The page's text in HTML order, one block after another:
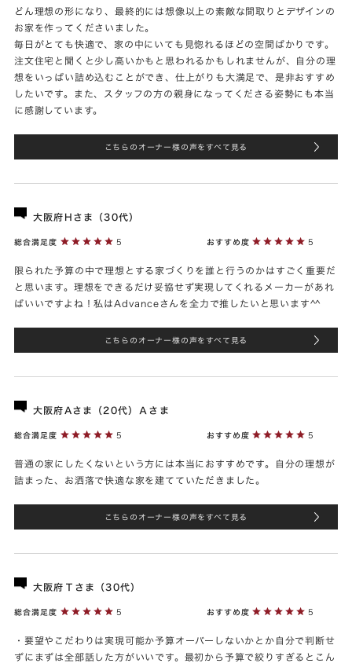
どん理想の形になり、最終的には想像以上の素敵な間取りとデザインの
お家を作ってくださいました。
毎日がとても快適で、家の中にいても見惚れるほどの空間ばかりです。
注文住宅と聞くと少し高いかもと思われるかもしれませんが、自分の理
想をいっぱい詰め込むことができ、仕上がりも大満足で、是非おすすめ
したいです。また、スタッフの方の親身になってくださる姿勢にも本当
に感謝しています。
こちらのオーナー様の声をすべて見る
大阪府Hさま（30代）
総合満足度 5 おすすめ度 5
限られた予算の中で理想とする家づくりを誰と行うのかはすごく重要だ
と思います。理想をできるだけ妥協せず実現してくれるメーカーがあれ
ばいいですよね！私はAdvanceさんを全力で推したいと思います^^
こちらのオーナー様の声をすべて見る
大阪府Aさま（20代）Ａさま
総合満足度 5 おすすめ度 5
普通の家にしたくないという方には本当におすすめです。自分の理想が
詰まった、お洒落で快適な家を建てていただきました。
こちらのオーナー様の声をすべて見る
大阪府Ｔさま（30代）
総合満足度 5 おすすめ度 5
・要望やこだわりは実現可能か予算オーバーしないかとか自分で判断せ
ずにまずは全部話した方がいいです。最初から予算で絞りすぎるとこん